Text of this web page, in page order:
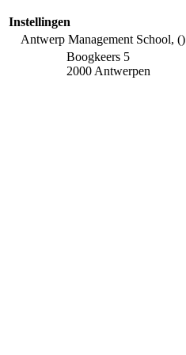
Instellingen
Antwerp Management School, ()
Boogkeers 5
2000 Antwerpen